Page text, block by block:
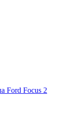
Ford Focus 2